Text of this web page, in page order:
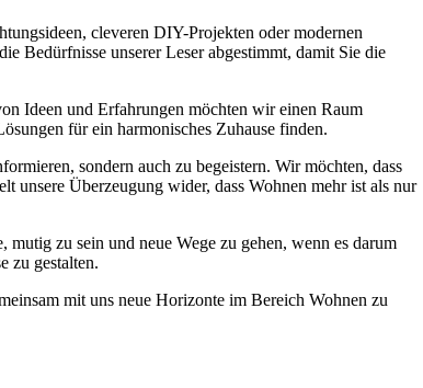
cleveren DIY-Projekten oder modernen
Bedürfnisse unserer Leser abgestimmt, damit Sie die
Ideen und Erfahrungen möchten wir einen Raum
für ein harmonisches Zuhause finden.
sondern auch zu begeistern. Wir möchten, dass
unsere Überzeugung wider, dass Wohnen mehr ist als nur
zu sein und neue Wege zu gehen, wenn es darum
zu gestalten.
mit uns neue Horizonte im Bereich Wohnen zu